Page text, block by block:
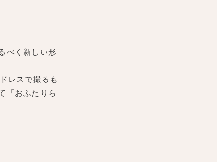
べく新しい形
レスで撮るも
「おふたりら